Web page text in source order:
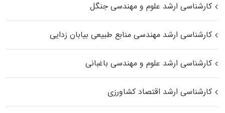
کارشناسی ارشد علوم و مهندسی جنگل
کارشناسی ارشد مهندسی منابع طبیعی بیابان زدایی
کارشناسی ارشد علوم و مهندسی باغبانی
کارشناسی ارشد اقتصاد کشاورزی